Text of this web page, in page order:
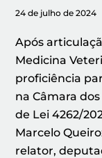
24 de julho de 2024
Após
Medicina
proficiência
na Câmara
de Lei 4262/
Marcelo
relator,